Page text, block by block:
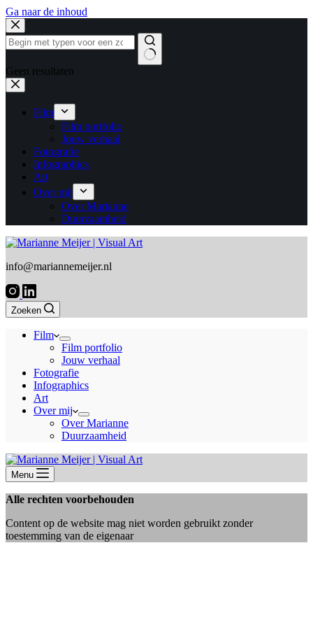
Ga naar de inhoud
Geen resultaten
Film
Film portfolio
Jouw verhaal
Fotografie
Infographics
Art
Over mij
Over Marianne
Duurzaamheid
info@mariannemeijer.nl
Zoeken
Film
Film portfolio
Jouw verhaal
Fotografie
Infographics
Art
Over mij
Over Marianne
Duurzaamheid
Menu
Alle rechten voorbehouden
Content op de website mag niet worden gebruikt zonder
toestemming van de eigenaar